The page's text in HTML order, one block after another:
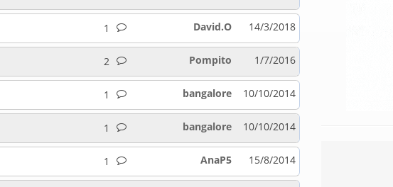
1 14/3/2018
David.O
2 1/7/2016
Pompito
1 10/10/2014
bangalore
1 10/10/2014
bangalore
1 15/8/2014
AnaP5